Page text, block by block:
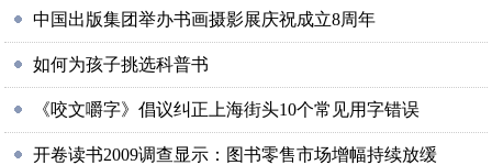
中国出版集团举办书画摄影展庆祝成立8周年
如何为孩子挑选科普书
《咬文嚼字》倡议纠正上海街头10个常见用字错误
开卷读书2009调查显示：图书零售市场增幅持续放缓